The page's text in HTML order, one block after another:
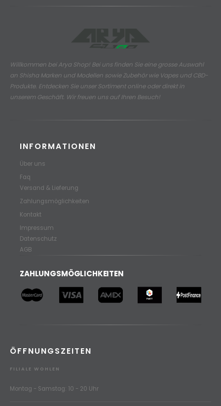
Willkommen bei Arya Shop! Bei uns finden Sie eine grosse Auswahl
an Shisha Marken und Modellen sowie Zubehör wie Vapes und CBD-
Produkte. Entdecken Sie unser Sortiment online oder direkt in
unserem Geschäft. Wir freuen uns auf Ihren Besuch!
INFORMATIONEN
Über uns
Faq
Versand & Lieferung
Zahlungsmöglichkeiten
Kontakt
Impressum
Datenschutz
AGB
ZAHLUNGSMÖGLICHKEITEN
ÖFFNUNGSZEITEN
FILIALE WOHLEN
Montag - Samstag: 10 - 20 Uhr